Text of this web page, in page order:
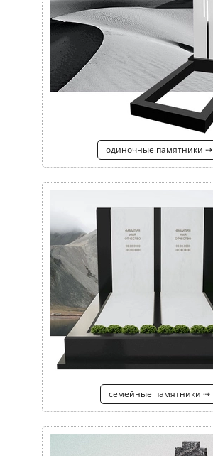
одиночные памятники ⇢
семейные памятники ⇢